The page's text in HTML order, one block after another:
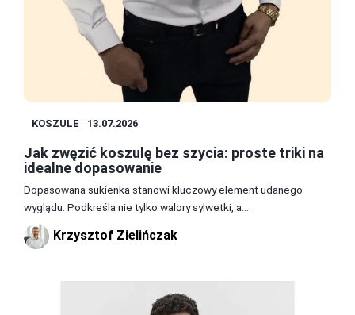
KOSZULE 13.07.2026
Jak zwęzić koszulę bez szycia: proste triki na
idealne dopasowanie
Dopasowana sukienka stanowi kluczowy element udanego
wyglądu. Podkreśla nie tylko walory sylwetki, a...
Krzysztof Zielińczak